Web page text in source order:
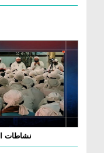
نشاطات